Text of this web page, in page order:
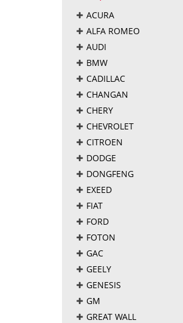
ACURA
ALFA ROMEO
AUDI
BMW
CADILLAC
CHANGAN
CHERY
CHEVROLET
CITROEN
DODGE
DONGFENG
EXEED
FIAT
FORD
FOTON
GAC
GEELY
GENESIS
GM
GREAT WALL